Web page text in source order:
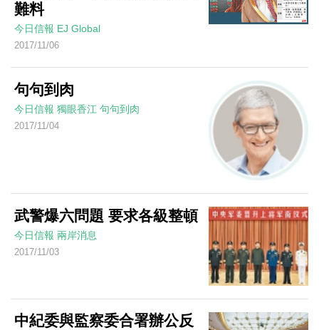
難料
今日信報 EJ Global
2017/11/06
句句到肉
今日信報 獨眼香江 句句到肉
2017/11/04
武警爆六問題 要求各級整頓
今日信報 兩岸消息
2017/11/03
中紀委與監察委合署辦公反